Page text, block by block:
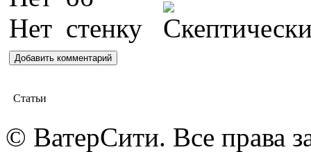
Статьи
© ВатерСити. Все права